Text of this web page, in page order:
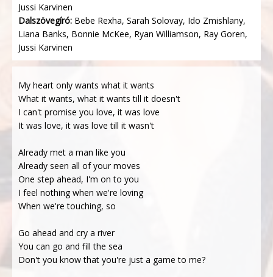
Jussi Karvinen
Dalszövegíró: Bebe Rexha, Sarah Solovay, Ido Zmishlany,
Liana Banks, Bonnie McKee, Ryan Williamson, Ray Goren,
Jussi Karvinen
My heart only wants what it wants
What it wants, what it wants till it doesn't
I can't promise you love, it was love
It was love, it was love till it wasn't
Already met a man like you
Already seen all of your moves
One step ahead, I'm on to you
I feel nothing when we're loving
When we're touching, so
Go ahead and cry a river
You can go and fill the sea
Don't you know that you're just a game to me?